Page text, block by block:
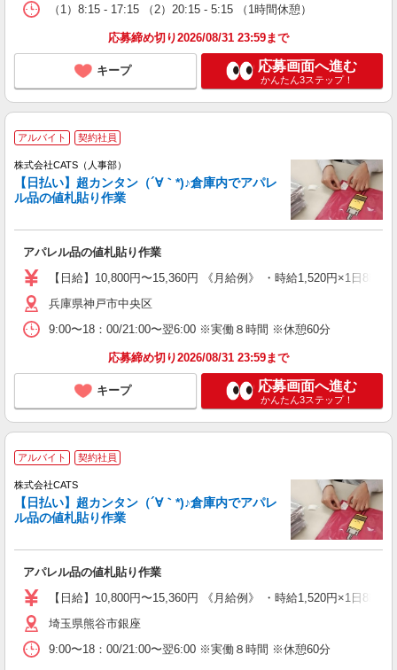
（1）8:15 - 17:15 （2）20:15 - 5:15 （1時間休憩）
応募締め切り2026/08/31 23:59まで
キープ 応募画面へ進む
かんたん3ステップ！
アルバイト 契約社員
株式会社CATS（人事部）
【日払い】超カンタン（´∀｀*)♪倉庫内でアパレ
ル品の値札貼り作業
アパレル品の値札貼り作業
【日給】10,800円〜15,360円 《月給例》 ・時給1,520円×1日8h×
兵庫県神戸市中央区
9:00〜18：00/21:00〜翌6:00 ※実働８時間 ※休憩60分
応募締め切り2026/08/31 23:59まで
キープ 応募画面へ進む
かんたん3ステップ！
アルバイト 契約社員
株式会社CATS
【日払い】超カンタン（´∀｀*)♪倉庫内でアパレ
ル品の値札貼り作業
アパレル品の値札貼り作業
【日給】10,800円〜15,360円 《月給例》 ・時給1,520円×1日8h×
埼玉県熊谷市銀座
9:00〜18：00/21:00〜翌6:00 ※実働８時間 ※休憩60分